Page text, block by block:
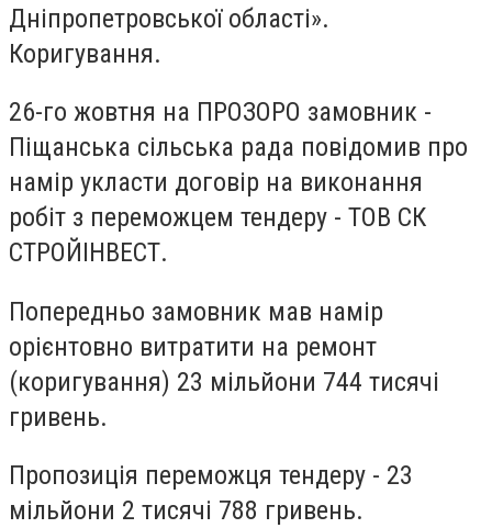
Дніпропетровської області».
Коригування.
26-го жовтня на ПРОЗОРО замовник -
Піщанська сільська рада повідомив про
намір укласти договір на виконання
робіт з переможцем тендеру - ТОВ СК
СТРОЙІНВЕСТ.
Попередньо замовник мав намір
орієнтовно витратити на ремонт
(коригування) 23 мільйони 744 тисячі
гривень.
Пропозиція переможця тендеру - 23
мільйони 2 тисячі 788 гривень.